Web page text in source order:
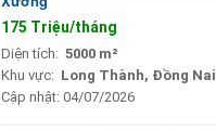
175 Triệu/tháng
Diện tích: 5000 m²
Khu vực: Long Thành, Đồng Nai
Cập nhật: 04/07/2026